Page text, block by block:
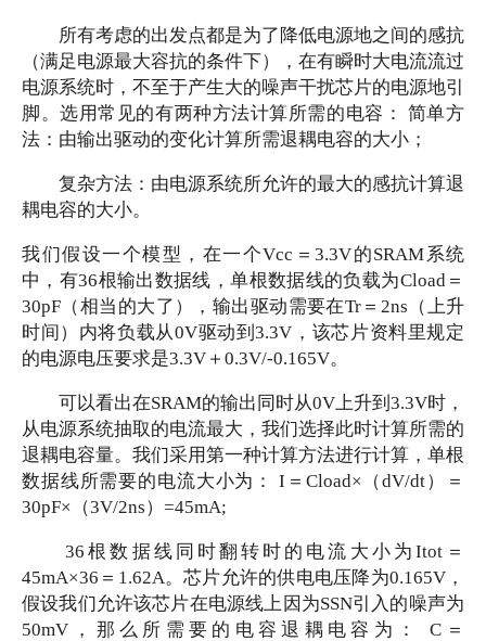
所有考虑的出发点都是为了降低电源地之间的感抗
（满足电源最大容抗的条件下），在有瞬时大电流流过
电源系统时，不至于产生大的噪声干扰芯片的电源地引
脚。选用常见的有两种方法计算所需的电容：
简单方
法：由输出驱动的变化计算所需退耦电容的大小；
复杂方法：由电源系统所允许的最大的感抗计算退
耦电容的大小。
我们假设一个模型，在一个Vcc＝3.3V的SRAM系统
中，有36根输出数据线，单根数据线的负载为Cload＝
30pF（相当的大了），输出驱动需要在Tr＝2ns（上升
时间）内将负载从0V驱动到3.3V，该芯片资料里规定
的电源电压要求是3.3V＋0.3V/-0.165V。
可以看出在SRAM的输出同时从0V上升到3.3V时，
从电源系统抽取的电流最大，我们选择此时计算所需的
退耦电容量。我们采用第一种计算方法进行计算，单根
数据线所需要的电流大小为： I＝Cload×（dV/dt）＝
30pF×（3V/2ns）=45mA;
36根数据线同时翻转时的电流大小为Itot＝
45mA×36＝1.62A。芯片允许的供电电压降为0.165V，
假设我们允许该芯片在电源线上因为SSN引入的噪声为
50mV，那么所需要的电容退耦电容为： C＝